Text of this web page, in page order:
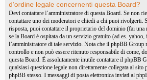
d’ordine legale concernenti questa Board?
Devi contattare l’amministratore di questa Board. Se non
contattare uno dei moderatori e chiedi a chi puoi rivolgerti.
risposta, puoi contattare il proprietario del dominio (fai una
se la Board è ospitata da un servizio gratuito (ad es.
l’amministratore di tale servizio. Nota che il phpBB Group
controllo e non può essere ritenuto responsabile di come,
questa Board. È assolutamente inutile contattare il phpBB
qualsiasi questione legale non direttamente collegata al
phpBB stesso. I messaggi di posta elettronica inviati al